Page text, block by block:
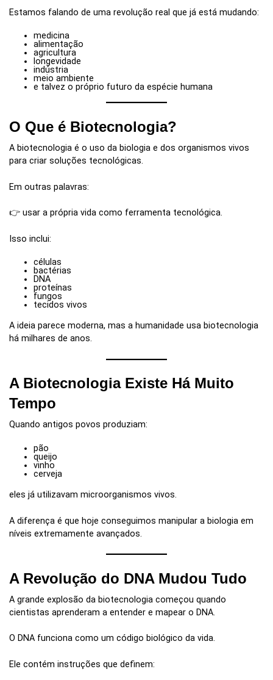
Estamos falando de uma revolução real que já está mudando:
medicina
alimentação
agricultura
longevidade
indústria
meio ambiente
e talvez o próprio futuro da espécie humana
O Que é Biotecnologia?
A biotecnologia é o uso da biologia e dos organismos vivos
para criar soluções tecnológicas.
Em outras palavras:
👉 usar a própria vida como ferramenta tecnológica.
Isso inclui:
células
bactérias
DNA
proteínas
fungos
tecidos vivos
A ideia parece moderna, mas a humanidade usa biotecnologia
há milhares de anos.
A Biotecnologia Existe Há Muito
Tempo
Quando antigos povos produziam:
pão
queijo
vinho
cerveja
eles já utilizavam microorganismos vivos.
A diferença é que hoje conseguimos manipular a biologia em
níveis extremamente avançados.
A Revolução do DNA Mudou Tudo
A grande explosão da biotecnologia começou quando
cientistas aprenderam a entender e mapear o DNA.
O DNA funciona como um código biológico da vida.
Ele contém instruções que definem: